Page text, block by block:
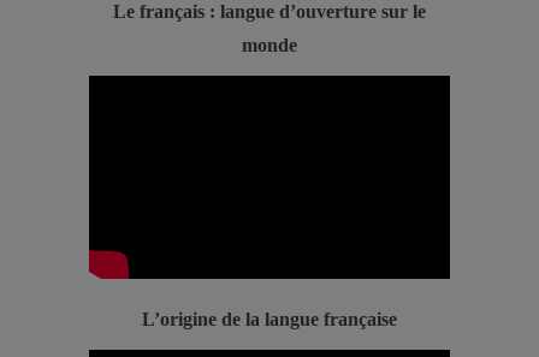
Le français : langue d’ouverture sur le
monde
L’origine de la langue française